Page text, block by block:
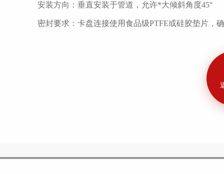
安装方向：垂直安装于管道，允许*大倾斜角度45°
密封要求：卡盘连接使用食品级PTFE或硅胶垫片，